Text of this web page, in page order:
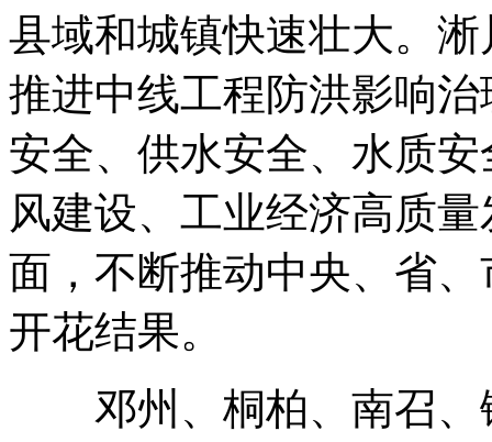
县域和城镇快速壮大。
推进中线工程防洪影响
安全、供水安全、水质
风建设、工业经济高质
面，不断推动中央、省
开花结果。
邓州、桐柏、南召、